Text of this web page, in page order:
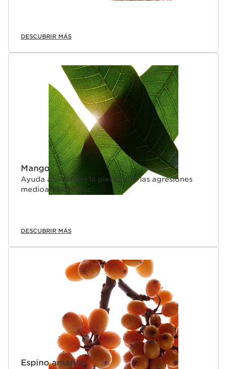
DESCUBRIR MÁS
Mango
Ayuda a proteger la piel contra las agresiones
medioambientales.
DESCUBRIR MÁS
Espino amarillo